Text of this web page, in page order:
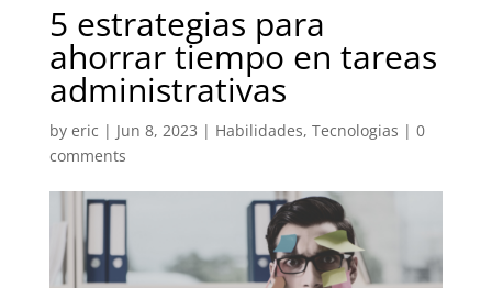
5 estrategias para
ahorrar tiempo en tareas
administrativas
by eric | Jun 8, 2023 | Habilidades, Tecnologias | 0
comments